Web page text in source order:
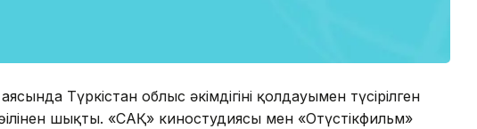
Түркістан облыс әкімдігінің қолдауымен түсірілген
көңілінен шықты. «САҚ» киностудиясы мен «Оңтүстікфильм»